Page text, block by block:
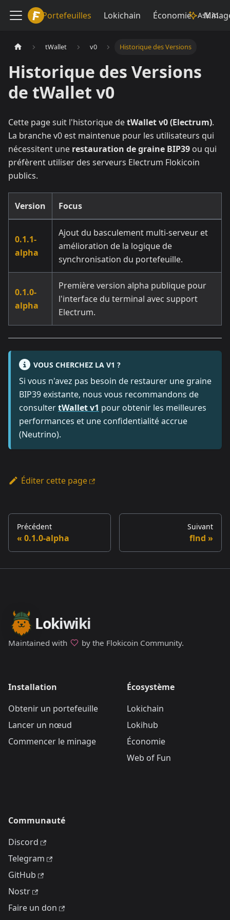
Lokiwiki
Portefeuilles Lokichain Économie Ask AI
tWallet v0 Historique des Versions
Historique des Versions
de tWallet v0
Cette page suit l'historique detWallet v0 (Electrum).
La branche v0 est maintenue pour les utilisateurs qui
nécessitent une restauration de graine BIP39 ou qui
préfèrent utiliser des serveurs Electrum Flokicoin
publics.
Version Focus
0.1.1-
alpha
Ajout du basculement multi-serveur et
amélioration de la logique de
synchronisation du portefeuille.
0.1.0-
alpha
Première version alpha publique pour
l'interface du terminal avec support
Electrum.
VOUS CHERCHEZ LA V1 ?
Si vous n'avez pas besoin de restaurer une graine
BIP39 existante, nous vous recommandons de
consultertWallet v1 pour obtenir les meilleures
performances et une confidentialité accrue
(Neutrino).
Éditer cette page
Précédent
0.1.0-alpha
Suivant
flnd
Lokiwiki
Maintained with by the Flokicoin Community.
Installation
Obtenir un portefeuille
Lancer un nœud
Commencer le minage
Écosystème
Lokichain
Lokihub
Économie
Web of Fun
Communauté
Discord
Telegram
GitHub
Nostr
Faire un don